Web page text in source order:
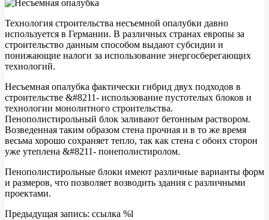
Технология строительства несъемной опалубки давно
используется в Германии. В различных странах европы за
строительство данным способом выдают субсидии и
понижающие налоги за использование энергосберегающих
технологий.
Несъемная опалубка фактически гибрид двух подходов в
строительстве &#8211- использование пустотелых блоков и
технологии монолитного строительства.
Пенополистирольный блок заливают бетонным раствором.
Возведенная таким образом стена прочная и в то же время
весьма хорошо сохраняет тепло, так как стена с обоих сторон
уже утеплена &#8211- понеполистиролом.
Пенополистирольные блоки имеют различные варианты форм
и размеров, что позволяет возводить здания с различными
проектами.
2011-
Предыдущая запись: ссылка %l